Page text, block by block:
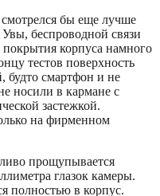
бы еще лучше
беспроводной связи
покрытия корпуса намного
тестов поверхность
будто смартфон и не
носили в кармане с
застежкой.
на фирменном
прощупывается
глазок камеры.
полностью в корпус.